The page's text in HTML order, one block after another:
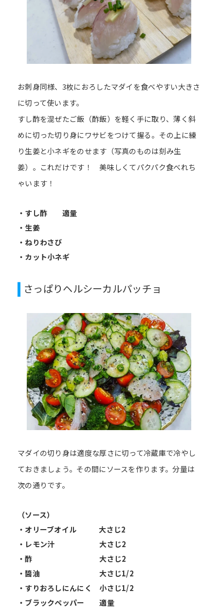
お刺身同様、3枚におろしたマダイを食べやすい大きさ
に切って使います。
すし酢を混ぜたご飯（酢飯）を軽く手に取り、薄く斜
めに切った切り身にワサビをつけて握る。その上に練
り生姜と小ネギをのせます（写真のものは刻み生
姜）。これだけです！ 美味しくてパクパク食べれち
ゃいます！
・すし酢 適量
・生姜
・ねりわさび
・カット小ネギ
さっぱりヘルシーカルパッチョ
マダイの切り身は適度な厚さに切って冷蔵庫で冷やし
ておきましょう。その間にソースを作ります。分量は
次の通りです。
（ソース）
・オリーブオイル 大さじ2
・レモン汁 大さじ2
・酢 大さじ2
・醬油 大さじ1/2
・すりおろしにんにく 小さじ1/2
・ブラックペッパー 適量